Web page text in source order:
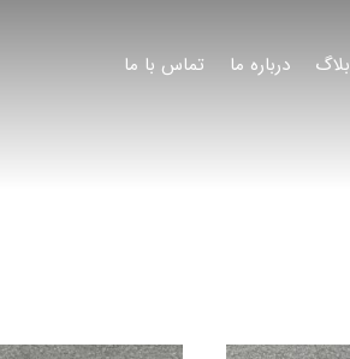
بلاگ درباره ما تماس با ما